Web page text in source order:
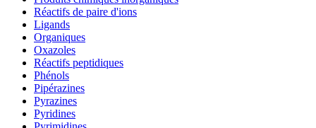
Réactifs de paire d'ions
Ligands
Organiques
Oxazoles
Réactifs peptidiques
Phénols
Pipérazines
Pyrazines
Pyridines